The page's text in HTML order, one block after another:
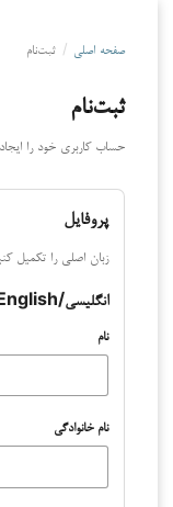
صفحه اصلی / ثبت‌نام
ثبت‌نام
حساب کاربری خود را
پروفایل
زبان اصلی را تکمیل
انگلیسی/English
نام
نام خانوادگی